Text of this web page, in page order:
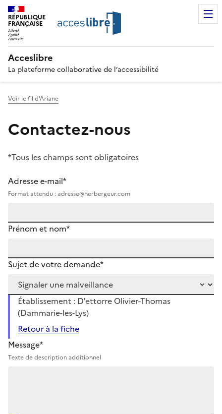
RÉPUBLIQUE
FRANÇAISE
Acceslibre
La plateforme collaborative de l’accessibilité
Voir le fil d'Ariane
Contactez-nous
*Tous les champs sont obligatoires
Adresse e-mail*
Format attendu : adresse@herbergeur.com
Prénom et nom*
Sujet de votre demande*
Établissement : D'ettorre Olivier-Thomas
(Dammarie-les-Lys)
Retour à la fiche
Message*
Texte de description additionnel